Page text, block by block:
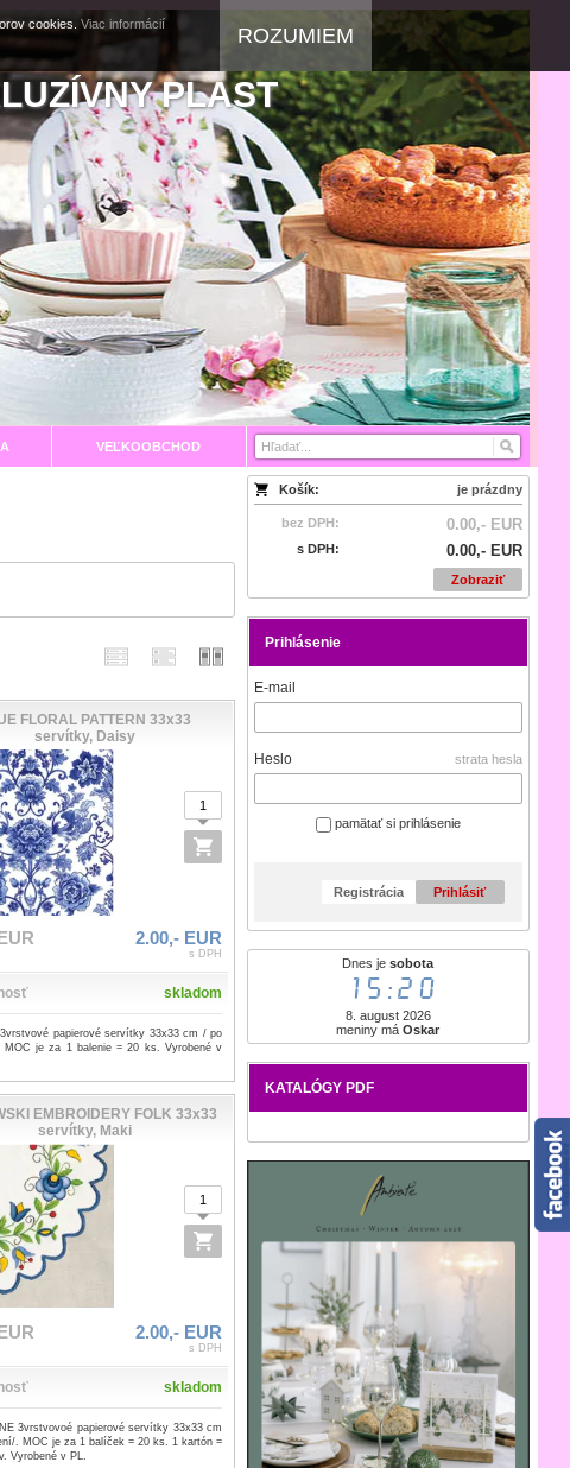
PLAST
VEĽKOOBCHOD
Košík: je prázdny
bez DPH: 0.00,- EUR
s DPH: 0.00,- EUR
Zobraziť
Prihlásenie
E-mail
Heslo strata hesla
pamätať si prihlásenie
Registrácia Prihlásiť
Dnes jesobota
15:20
8. august 2026
meniny máOskar
KATALÓGY PDF
FLORAL PATTERN 33x33
servítky, Daisy
2.00,- EUR
s DPH
skladom
papierové servítky 33x33 cm / po
MOC je za 1 balenie = 20 ks. Vyrobené v
EMBROIDERY FOLK 33x33
servítky, Maki
2.00,- EUR
s DPH
skladom
3vrstvovoé papierové servítky 33x33 cm
. MOC je za 1 balíček = 20 ks. 1 kartón =
Vyrobené v PL.
cookies. Viac informácií
ROZUMIEM